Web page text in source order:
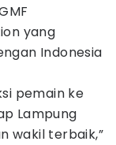
yang
Indonesia
pemain ke
Lampung
wakil terbaik,”